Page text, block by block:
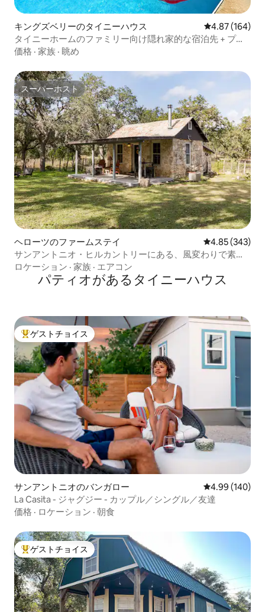
キングズベリーのタイニーハウス レビュー164
4.87 (164)
タイニーホームのファミリー向け隠れ家的な宿泊先 + プー
ル + 屋外キッチン
価格 · 家族 · 眺め
スーパーホスト
スーパーホスト
ヘローツのファームステイ レビュー343
4.85 (343)
サンアントニオ・ヒルカントリーにある、風変わりで素朴
なロッジ
ロケーション · 家族 · エアコン
パティオがあるタイニーハウス
大好評のゲストチョイスです。
ゲストチョイス
サンアントニオのバンガロー レビュー140
4.99 (140)
La Casita - ジャグジー - カップル／シングル／友達
価格 · ロケーション · 朝食
大好評のゲストチョイスです。
ゲストチョイス